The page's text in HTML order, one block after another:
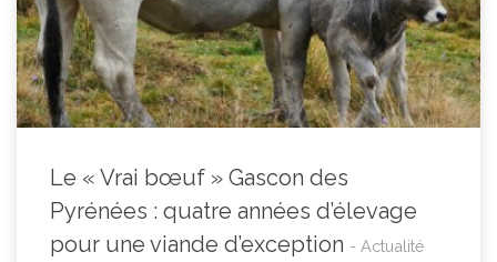
Le « Vrai bœuf » Gascon des
Pyrénées : quatre années d’élevage
pour une viande d’exception - Actualité